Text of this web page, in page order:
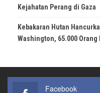
Kejahatan Perang di Gaza
Kebakaran Hutan
Washington, 65.000 Orang
Facebook